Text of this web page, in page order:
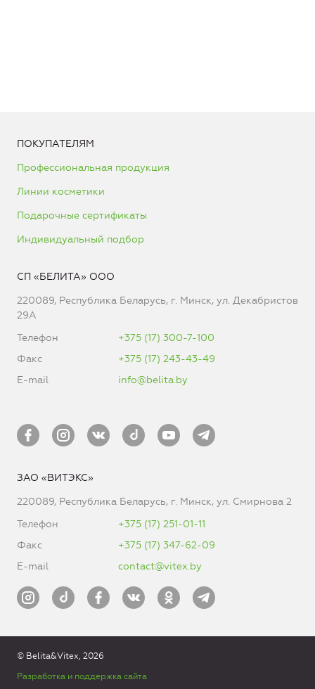
ПОКУПАТЕЛЯМ
Профессиональная продукция
Линии косметики
Подарочные сертификаты
Индивидуальный подбор
СП «БЕЛИТА» ООО
220089, Республика Беларусь, г. Минск, ул. Декабристов
29А
Телефон
+375 (17) 300-7-100
Факс
+375 (17) 243-43-49
E-mail
info@belita.by
ЗАО «ВИТЭКС»
220089, Республика Беларусь, г. Минск, ул. Смирнова 2
Телефон
+375 (17) 251-01-11
Факс
+375 (17) 347-62-09
E-mail
contact@vitex.by
© Belita&Vitex, 2026
Разработка и поддержка сайта